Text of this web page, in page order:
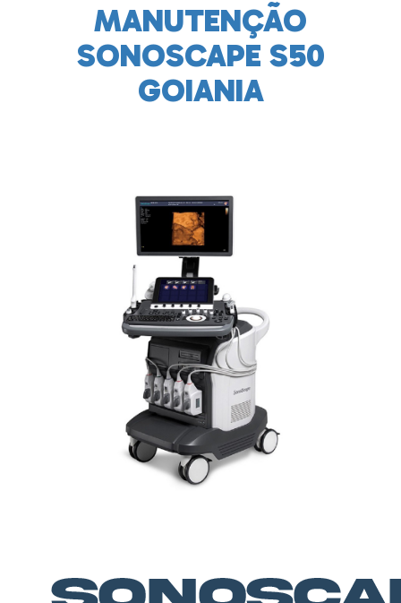
MANUTENÇÃO
SONOSCAPE S50
GOIANIA